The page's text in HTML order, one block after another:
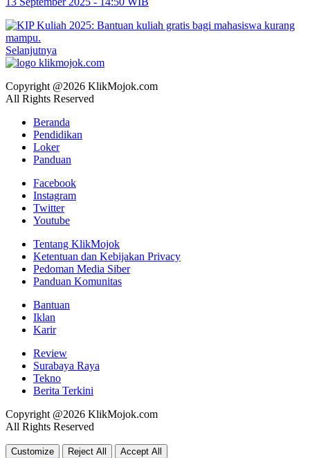
Selanjutnya
Copyright @2026 KlikMojok.com
All Rights Reserved
Beranda
Pendidikan
Loker
Panduan
Facebook
Instagram
Twitter
Youtube
Tentang KlikMojok
Ketentuan dan Kebijakan Privacy
Pedoman Media Siber
Panduan Komunitas
Bantuan
Iklan
Karir
Review
Surabaya Raya
Tekno
Berita Terkini
Copyright @2026 KlikMojok.com
All Rights Reserved
Customize Reject All Accept All